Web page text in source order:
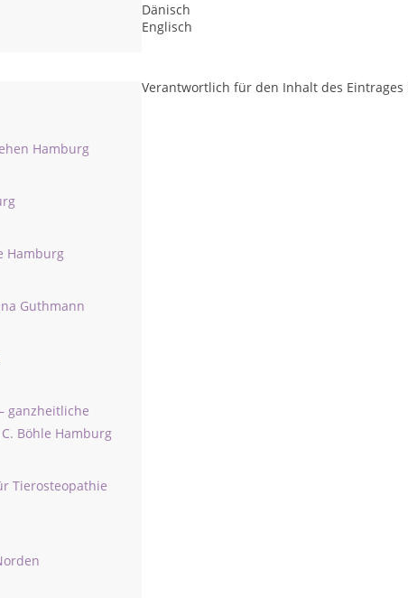
Hamburg
Hamburg
Guthmann
ganzheitliche
Böhle Hamburg
Tierosteopathie
Dänisch
Englisch
Verantwortlich für den Inhalt des Eintrages